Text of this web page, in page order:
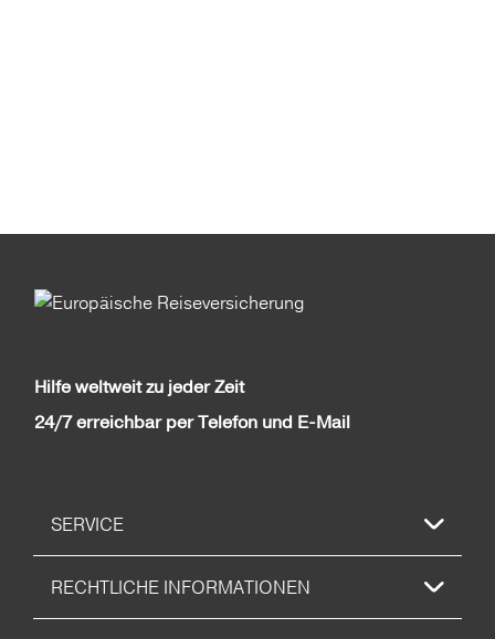
Hilfe weltweit zu jeder Zeit
24/7 erreichbar per Telefon und E-Mail
SERVICE
RECHTLICHE INFORMATIONEN